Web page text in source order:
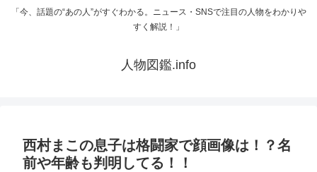
「今、話題の“あの人”がすぐわかる。ニュース・SNSで注目の人物をわかりや
すく解説！」
人物図鑑.info
西村まこの息子は格闘家で顔画像は！？名
前や年齢も判明してる！！